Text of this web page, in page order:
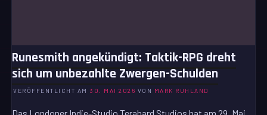
Runesmith angekündigt: Taktik-RPG dreht
sich um unbezahlte Zwergen-Schulden
VERÖFFENTLICHT AM 30. MAI 2026 VON MARK RUHLAND